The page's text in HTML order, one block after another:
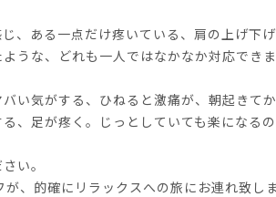
、ある一点だけ疼いている、肩の上げ下
うな、どれも一人ではなかなか対応でき
い気がする、ひねると激痛が、朝起きて
、足が疼く。じっとしていても楽になる
い。
、的確にリラックスへの旅にお連れ致し